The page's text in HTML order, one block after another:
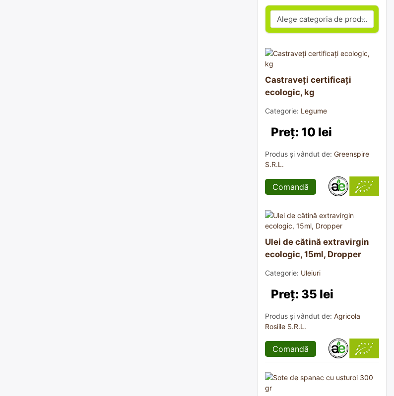
Castraveți certificați
ecologic, kg
Categorie: Legume
Preț: 10 lei
Produs și vândut de: Greenspire
S.R.L.
Comandă
Ulei de cătină extravirgin
ecologic, 15ml, Dropper
Categorie: Uleiuri
Preț: 35 lei
Produs și vândut de: Agricola
Rosiile S.R.L.
Comandă